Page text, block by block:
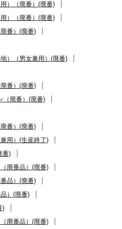
）（廃番）(廃番)
）（廃番）(廃番)
番）(廃番)
）（男女兼用）(廃番)
番）(廃番)
（廃番）(廃番)
番）(廃番)
用）(生産終了)
番)
廃番品）(廃番)
品）(廃番)
）(廃番)
)
廃番品）(廃番)